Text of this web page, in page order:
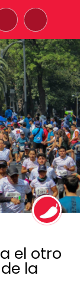
el otro
la